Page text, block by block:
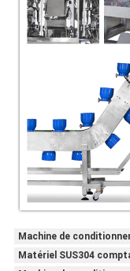
Machine de
Matériel SUS304